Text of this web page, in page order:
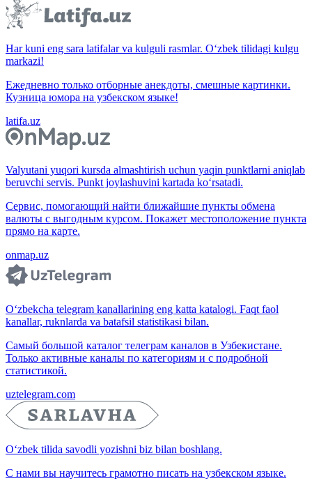
Har kuni eng sara latifalar va kulguli rasmlar. O‘zbek tilidagi kulgu
markazi!
Ежедневно только отборные анекдоты, смешные картинки.
Кузница юмора на узбекском языке!
latifa.uz
Valyutani yuqori kursda almashtirish uchun yaqin punktlarni aniqlab
beruvchi servis. Punkt joylashuvini kartada ko‘rsatadi.
Сервис, помогающий найти ближайшие пункты обмена
валюты с выгодным курсом. Покажет местоположение пункта
прямо на карте.
onmap.uz
O‘zbekcha telegram kanallarining eng katta katalogi. Faqt faol
kanallar, ruknlarda va batafsil statistikasi bilan.
Самый большой каталог телеграм каналов в Узбекистане.
Только активные каналы по категориям и с подробной
статистикой.
uztelegram.com
O‘zbek tilida savodli yozishni biz bilan boshlang.
С нами вы научитесь грамотно писать на узбекском языке.